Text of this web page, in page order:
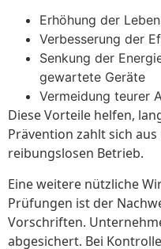
Erhöhung der
Verbesserung der
Senkung der
gewartete Geräte
Vermeidung teurer
Diese Vorteile helfen,
Prävention zahlt sich
reibungslosen Betrieb.
Eine weitere nützliche
Prüfungen ist der
Vorschriften.
abgesichert. Bei